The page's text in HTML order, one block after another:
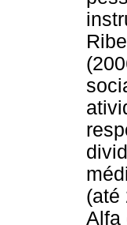
(até
Alfa